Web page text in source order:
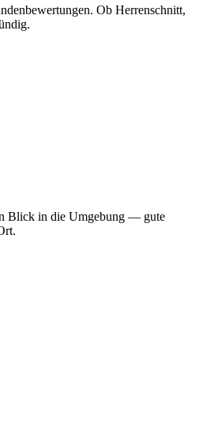
Ob Herrenschnitt,
Blick in die Umgebung — gute